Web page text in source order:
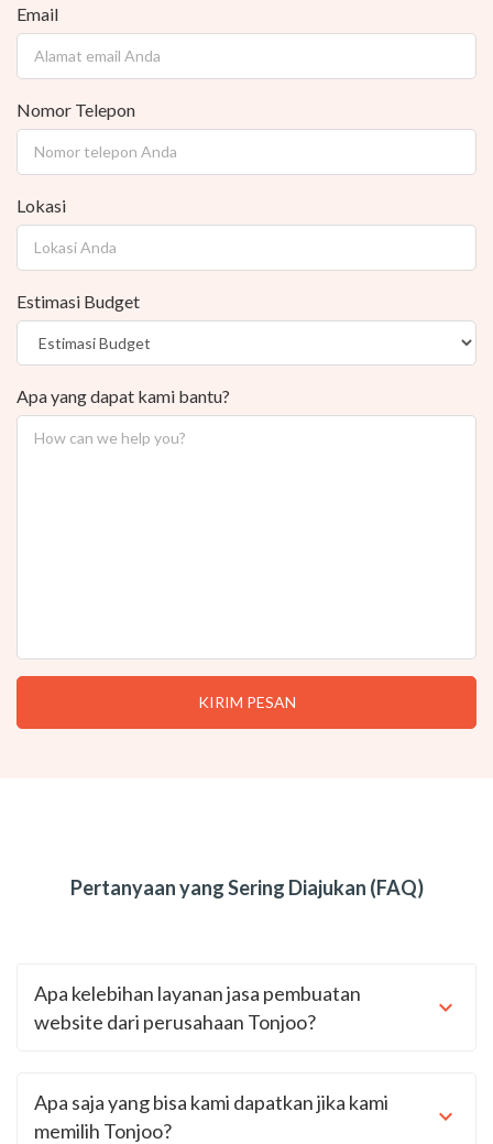
Email
Nomor Telepon
Lokasi
Estimasi Budget
Apa yang dapat kami bantu?
Pertanyaan yang Sering Diajukan (FAQ)
Apa kelebihan layanan jasa pembuatan
website dari perusahaan Tonjoo?
Apa saja yang bisa kami dapatkan jika kami
memilih Tonjoo?